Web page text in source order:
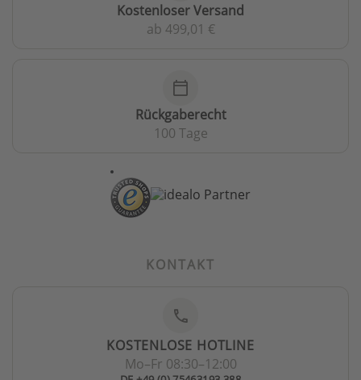
Kostenloser Versand
ab 499,01 €
calendar_today
Rückgaberecht
100 Tage
KONTAKT
phone
KOSTENLOSE HOTLINE
Mo–Fr 08:30–12:00